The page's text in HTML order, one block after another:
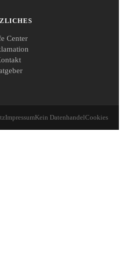
Center
ImpressumKein DatenhandelCookies